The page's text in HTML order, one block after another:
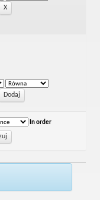
In order